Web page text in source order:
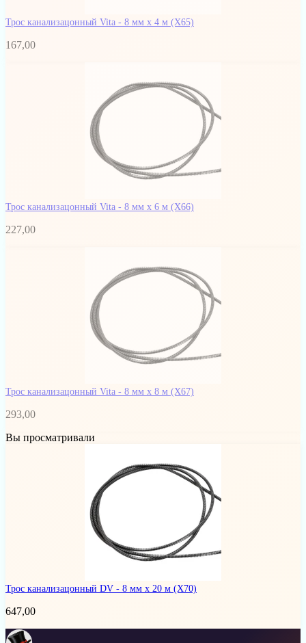
Трос канализацонный Vita - 8 мм x 4 м (Х65)
167,00
Трос канализацонный Vita - 8 мм x 6 м (Х66)
227,00
Трос канализацонный Vita - 8 мм x 8 м (Х67)
293,00
Вы просматривали
Трос канализацонный DV - 8 мм x 20 м (Х70)
647,00